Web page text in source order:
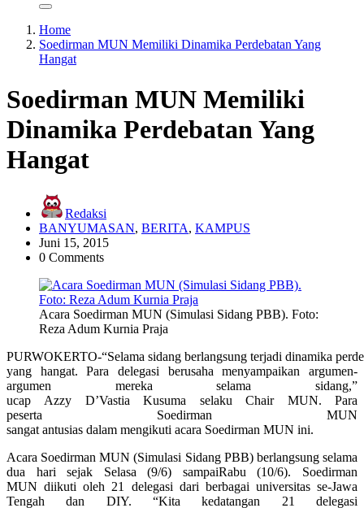
Home
Soedirman MUN Memiliki Dinamika Perdebatan Yang
Hangat
Soedirman MUN Memiliki
Dinamika Perdebatan Yang
Hangat
Redaksi
BANYUMASAN, BERITA, KAMPUS
Juni 15, 2015
0 Comments
Acara Soedirman MUN (Simulasi Sidang PBB). Foto:
Reza Adum Kurnia Praja
PURWOKERTO-“Selama sidang berlangsung terjadi dinamika
yang hangat. Para delegasi berusaha menyampaikan argumen-
argumen mereka selama sidang,”
ucap Azzy D’Vastia Kusuma selaku Chair MUN. Para
peserta Soedirman MUN
sangat antusias dalam mengikuti acara Soedirman MUN ini.
Acara Soedirman MUN (Simulasi Sidang PBB) berlangsung selama
dua hari sejak Selasa (9/6) sampaiRabu (10/6). Soedirman
MUN diikuti oleh 21 delegasi dari berbagai universitas se-Jawa
Tengah dan DIY. “Kita kedatangan 21 delegasi